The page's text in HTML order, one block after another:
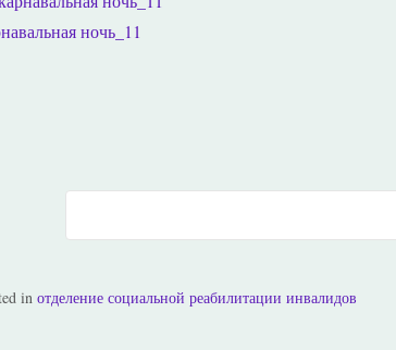
ночь_11
in отделение социальной реабилитации инвалидов